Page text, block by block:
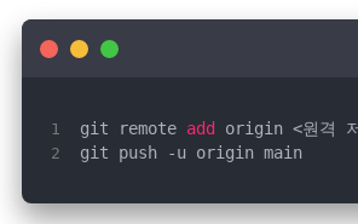
git remote add
git push -u origin main